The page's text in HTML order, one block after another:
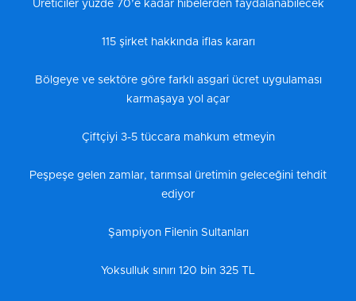
Üreticiler yüzde 70’e kadar hibelerden faydalanabilecek
115 şirket hakkında iflas kararı
Bölgeye ve sektöre göre farklı asgari ücret uygulaması
karmaşaya yol açar
Çiftçiyi 3-5 tüccara mahkum etmeyin
Peşpeşe gelen zamlar, tarımsal üretimin geleceğini tehdit
ediyor
Şampiyon Filenin Sultanları
Yoksulluk sınırı 120 bin 325 TL